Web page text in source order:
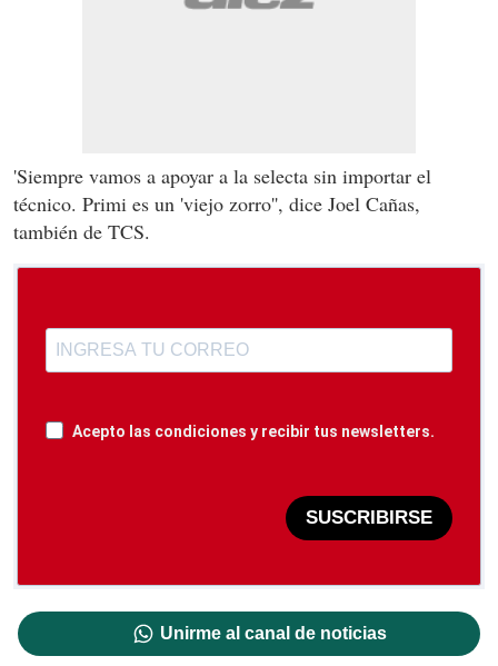
'Siempre vamos a apoyar a la selecta sin importar el
técnico. Primi es un 'viejo zorro'', dice Joel Cañas,
también de TCS.
Acepto las condiciones y recibir tus newsletters.
SUSCRIBIRSE
Unirme al canal de noticias